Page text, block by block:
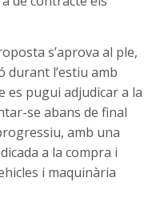
s’aprova al ple,
durant l’estiu amb
es pugui adjudicar a la
se abans de final
amb una
a la compra i
i maquinària